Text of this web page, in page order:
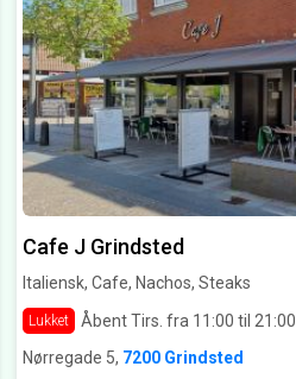
Cafe J Grindsted
Italiensk, Cafe, Nachos, Steaks
Lukket Åbent Tirs. fra 11:00 til 21:00
Nørregade 5, 7200 Grindsted